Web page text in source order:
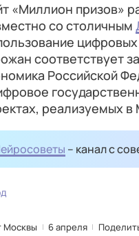
«Миллион призов»
со столичным
соответствует
Российской
реализуемых
– канал с
Москвы 6 апреля